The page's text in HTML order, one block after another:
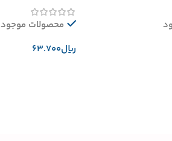
محصولات موجود
﷼